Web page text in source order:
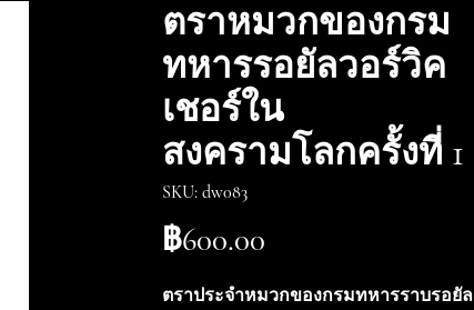
ตราหมวกของกรม
ทหารรอยัลวอร์วิค
เชอร์ใน
สงครามโลกครั้งที่ 1
SKU: dw083
฿600.00
ตราประจำหมวกของกรมทหารราบรอยัล